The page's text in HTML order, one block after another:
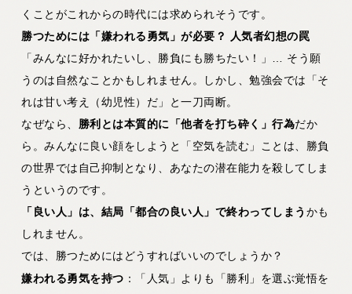
くことがこれからの時代には求められそうです。
勝つためには「嫌われる勇気」が必要？
人気者幻想の罠
「みんなに好かれたいし、勝負にも勝ちたい！」… そう願
うのは自然なことかもしれません。しかし、勉強会では「そ
れは甘い考え（幼児性）だ」と一刀両断。
なぜなら、 勝利とは本質的に「他者を打ち砕く」行為だか
ら。みんなに良い顔をしようと「空気を読む」ことは、勝負
の世界では自己抑制となり、あなたの潜在能力を殺してしま
うというのです。
「良い人」は、結局「都合の良い人」で終わってしまう かも
しれません。
では、勝つためにはどうすればいいのでしょうか？
嫌われる勇気を持つ ：「人気」よりも「勝利」を選ぶ覚悟を